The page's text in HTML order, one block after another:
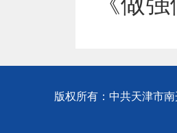
版权所有：中共天津市